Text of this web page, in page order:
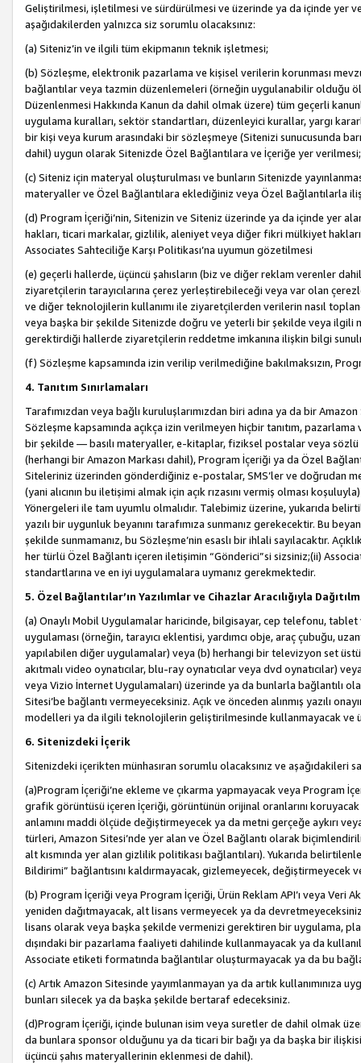
Geliştirilmesi, işletilmesi ve sürdürülmesi ve üzerinde ya da içinde yer
aşağıdakilerden yalnızca siz sorumlu olacaksınız:
(a) Siteniz’in ve ilgili tüm ekipmanın teknik işletmesi;
(b) Sözleşme, elektronik pazarlama ve kişisel verilerin korunması
bağlantılar veya tazmin düzenlemeleri (örneğin uygulanabilir olduğu
Düzenlenmesi Hakkında Kanun da dahil olmak üzere) tüm geçerli
uygulama kuralları, sektör standartları, düzenleyici kurallar, yargı
bir kişi veya kurum arasındaki bir sözleşmeye (Sitenizi sunucusunda
dahil) uygun olarak Sitenizde Özel Bağlantılara ve İçeriğe yer verilmesi;
(c) Siteniz için materyal oluşturulması ve bunların Sitenizde
materyaller ve Özel Bağlantılara eklediğiniz veya Özel Bağlantılarla
(d) Program İçeriği’nin, Sitenizin ve Siteniz üzerinde ya da içinde yer
hakları, ticari markalar, gizlilik, aleniyet veya diğer fikri mülkiyet
Associates Sahteciliğe Karşı Politikası’na uyumun gözetilmesi
(e) geçerli hallerde, üçüncü şahısların (biz ve diğer reklam verenler
ziyaretçilerin tarayıcılarına çerez yerleştirebileceği veya var olan
ve diğer teknolojilerin kullanımı ile ziyaretçilerden verilerin nasıl
veya başka bir şekilde Sitenizde doğru ve yeterli bir şekilde veya ilgili
gerektirdiği hallerde ziyaretçilerin reddetme imkanına ilişkin bilgi
(f) Sözleşme kapsamında izin verilip verilmediğine bakılmaksızın,
4. Tanıtım Sınırlamaları
Tarafımızdan veya bağlı kuruluşlarımızdan biri adına ya da bir
Sözleşme kapsamında açıkça izin verilmeyen hiçbir tanıtım,
bir şekilde — basılı materyaller, e-kitaplar, fiziksel postalar veya sözlü
(herhangi bir Amazon Markası dahil), Program İçeriği ya da Özel
Siteleriniz üzerinden gönderdiğiniz e-postalar, SMS’ler ve doğrudan
(yani alıcının bu iletişimi almak için açık rızasını vermiş olması
Yönergeleri ile tam uyumlu olmalıdır. Talebimiz üzerine, yukarıda
yazılı bir uygunluk beyanını tarafımıza sunmanız gerekecektir. Bu
şekilde sunmamanız, bu Sözleşme’nin esaslı bir ihlali sayılacaktır.
her türlü Özel Bağlantı içeren iletişimin “Gönderici”si sizsiniz;(ii)
standartlarına ve en iyi uygulamalara uymanız gerekmektedir.
5. Özel Bağlantılar’ın Yazılımlar ve Cihazlar Aracılığıyla
(a) Onaylı Mobil Uygulamalar haricinde, bilgisayar, cep telefonu,
uygulaması (örneğin, tarayıcı eklentisi, yardımcı obje, araç çubuğu,
yapılabilen diğer uygulamalar) veya (b) herhangi bir televizyon set
akıtmalı video oynatıcılar, blu-ray oynatıcılar veya dvd oynatıcılar)
veya Vizio İnternet Uygulamaları) üzerinde ya da bunlarla bağlantılı
Sitesi’be bağlantı vermeyeceksiniz. Açık ve önceden alınmış yazılı
modelleri ya da ilgili teknolojilerin geliştirilmesinde kullanmayacak ve
6. Sitenizdeki İçerik
Sitenizdeki içerikten münhasıran sorumlu olacaksınız ve aşağıdakileri
(a)Program İçeriği’ne ekleme ve çıkarma yapmayacak veya Program
grafik görüntüsü içeren İçeriği, görüntünün orijinal oranlarını
anlamını maddi ölçüde değiştirmeyecek ya da metni gerçeğe aykırı
türleri, Amazon Sitesi’nde yer alan ve Özel Bağlantı olarak
alt kısmında yer alan gizlilik politikası bağlantıları). Yukarıda
Bildirimi” bağlantısını kaldırmayacak, gizlemeyecek,
(b) Program İçeriği veya Program İçeriği, Ürün Reklam API’ı veya Veri
yeniden dağıtmayacak, alt lisans vermeyecek ya da
lisans olarak veya başka şekilde vermenizi gerektiren bir uygulama,
dışındaki bir pazarlama faaliyeti dahilinde kullanmayacak ya da
Associate etiketi formatında bağlantılar oluşturmayacak ya da bu
(c) Artık Amazon Sitesinde yayımlanmayan ya da artık kullanımınıza
bunları silecek ya da başka şekilde bertaraf edeceksiniz.
(d)Program İçeriği, içinde bulunan isim veya suretler de dahil olmak
da bunlara sponsor olduğunu ya da ticari bir bağı ya da başka bir
üçüncü şahıs materyallerinin eklenmesi de dahil).